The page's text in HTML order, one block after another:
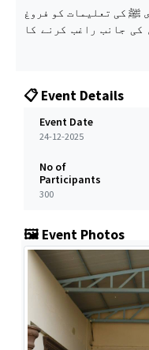
ﷺ کی تعلیمات کو فروغ
کی جانب راغب کرنے کا
📋 Event Details
Event Date
24-12-2025
No of
Participants
300
🖼️ Event Photos